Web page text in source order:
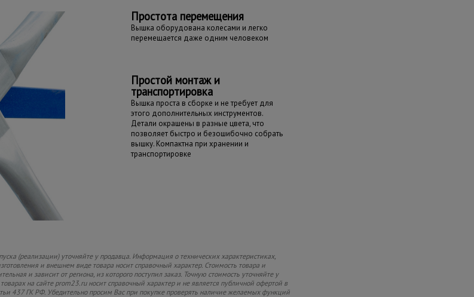
Простота перемещения
Вышка оборудована колесами и легко
перемещается даже одним человеком
Простой монтаж и
транспортировка
Вышка проста в сборке и не требует для
этого дополнительных инструментов.
Детали окрашены в разные цвета, что
позволяет быстро и безошибочно собрать
вышку. Компактна при хранении и
транспортировке
(реализации) уточняйте у продавца. Информация о технических характеристиках,
и внешнем виде товара носит справочный характер. Стоимость товара и
и зависит от региона, из которого поступил заказ. Точную стоимость уточняйте у
на сайте prom23.ru носит справочный характер и не является публичной офертой в
437 ГК РФ. Убедительно просим Вас при покупке проверять наличие желаемых функций